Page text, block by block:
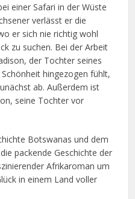
einer Safari in der Wüste
verlässt er die
er sich nie richtig wohl
zu suchen. Bei der Arbeit
der Tochter seines
hingezogen fühlt,
ab. Außerdem ist
seine Tochter vor
Botswanas und dem
packende Geschichte der
Afrikaroman um
in einem Land voller